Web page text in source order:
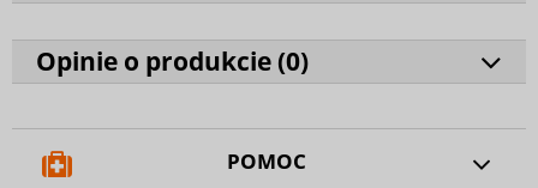
Opinie o produkcie (0)
POMOC